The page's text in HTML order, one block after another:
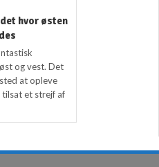
hvor østen
og vest. Det
at opleve
et strejf af